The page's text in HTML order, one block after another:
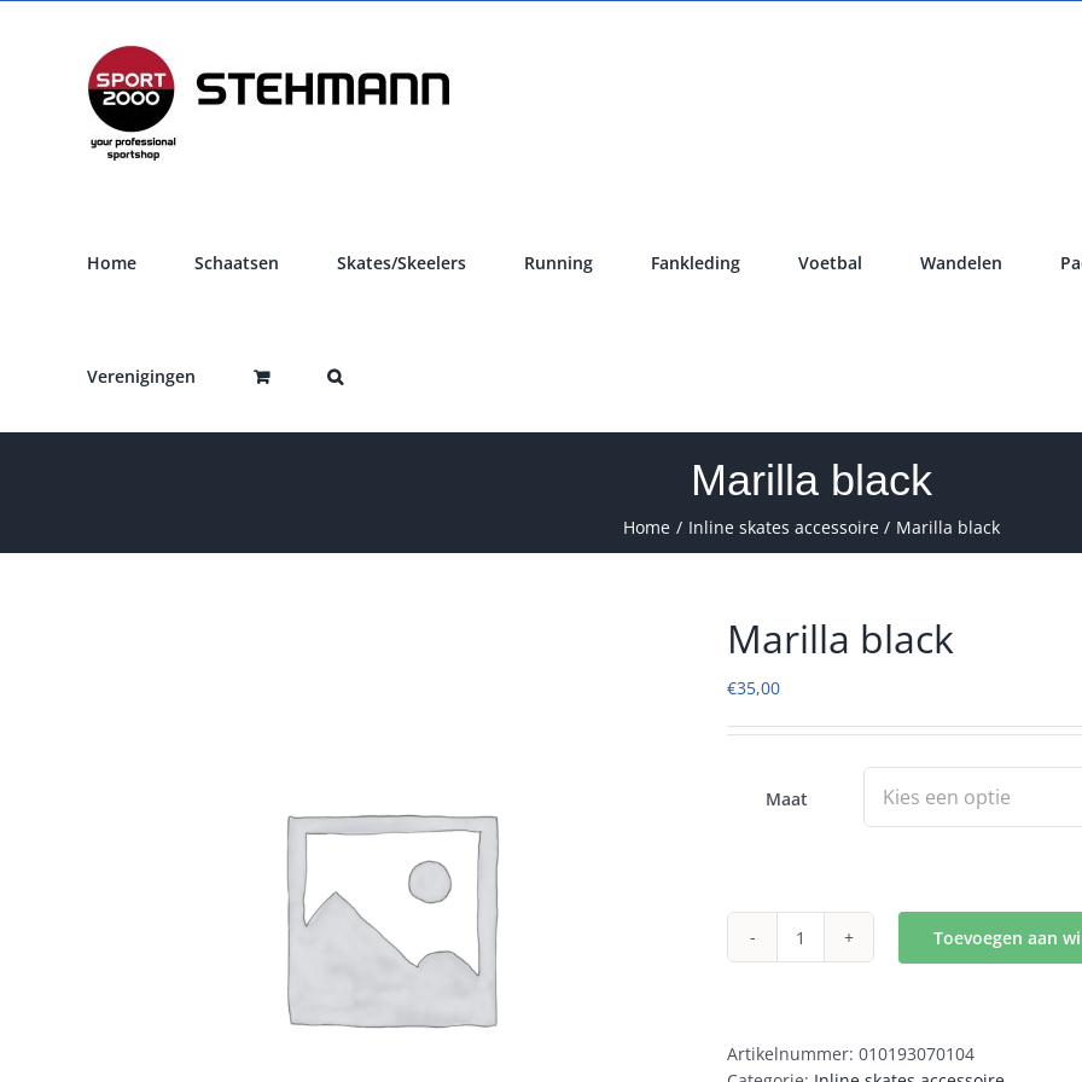
Home Schaatsen Skates/Skeelers Running Fankleding Voetbal Wandelen
Verenigingen
Marilla black
Home Inline skates accessoire Marilla black
Marilla black
€35,00
Maat
Marilla
Toevoegen aan
Artikelnummer: 010193070104